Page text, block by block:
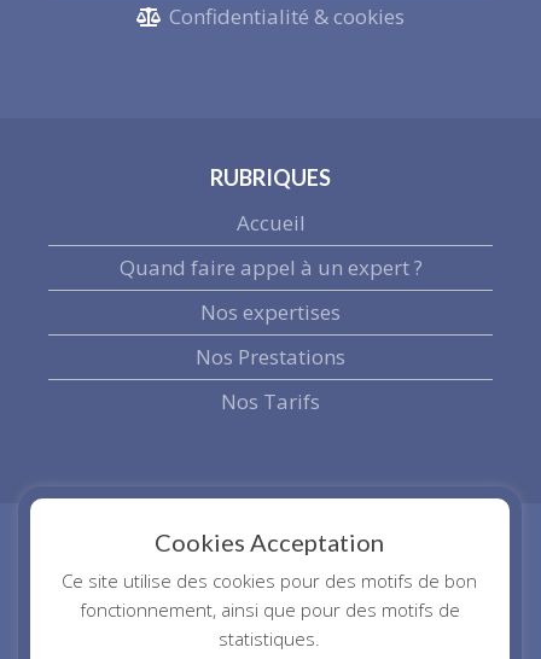
Confidentialité & cookies
RUBRIQUES
Accueil
Quand faire appel à un expert ?
Nos expertises
Nos Prestations
Nos Tarifs
Cookies Acceptation
Ce site utilise des cookies pour des motifs de bon
fonctionnement, ainsi que pour des motifs de
statistiques.